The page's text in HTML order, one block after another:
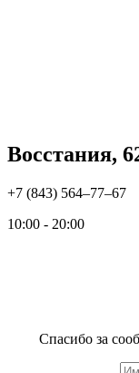
Восстания,
+7 (843) 564‒77‒67
10:00 - 20:00
Спасибо за